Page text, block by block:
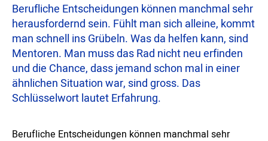
Berufliche Entscheidungen können manchmal sehr
herausfordernd sein. Fühlt man sich alleine, kommt
man schnell ins Grübeln. Was da helfen kann, sind
Mentoren. Man muss das Rad nicht neu erfinden
und die Chance, dass jemand schon mal in einer
ähnlichen Situation war, sind gross. Das
Schlüsselwort lautet Erfahrung.
Berufliche Entscheidungen können manchmal sehr